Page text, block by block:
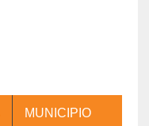
MUNICIPIO